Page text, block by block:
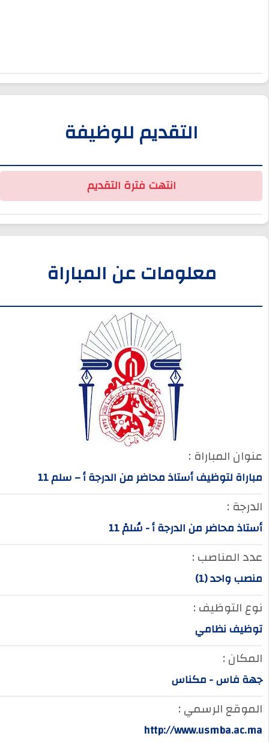
التقديم للوظيفة
انتهت فترة التقديم
معلومات عن المباراة
عنوان المباراة :
مباراة لتوظيف أستاذ محاضر من الدرجة أ – سلم 11
الدرجة :
أستاذ محاضر من الدرجة أ - سُلمْ 11
عدد المناصب :
منصب واحد (1)
نوع التوظيف :
توظيف نظامي
المكان :
جهة فاس - مكناس
الموقع الرسمي :
http://www.usmba.ac.ma